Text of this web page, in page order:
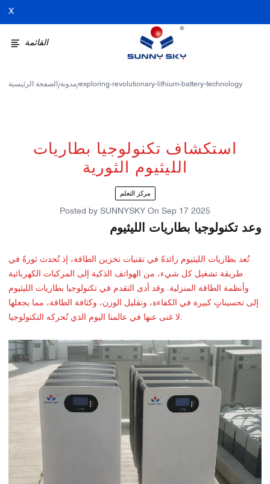
X
القائمة
الصفحة الرئيسية /مدونة/exploring-revolutionary-lithium-battery-technology
استكشاف تكنولوجيا بطاريات
الليثيوم الثورية
مركز التعلم
Posted by SUNNYSKY On Sep 17 2025
وعد تكنولوجيا بطاريات الليثيوم
تُعد بطاريات الليثيوم رائدةً في تقنيات تخزين الطاقة، إذ تُحدث ثورةً في
طريقة تشغيل كل شيء، من الهواتف الذكية إلى المركبات الكهربائية
وأنظمة الطاقة المنزلية. وقد أدى التقدم في تكنولوجيا بطاريات الليثيوم
إلى تحسيناتٍ كبيرة في الكفاءة، وتقليل الوزن، وكثافة الطاقة، مما يجعلها
لا غنى عنها في عالمنا اليوم الذي تُحركه التكنولوجيا.